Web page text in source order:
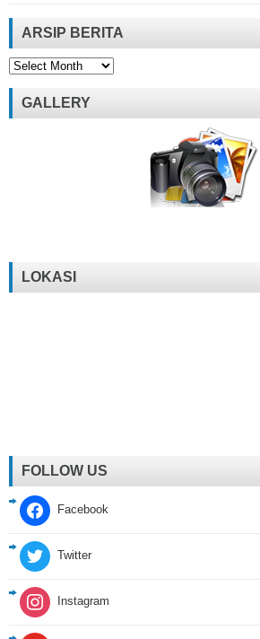
ARSIP BERITA
Arsip
Berita
GALLERY
LOKASI
FOLLOW US
Facebook
Twitter
Instagram